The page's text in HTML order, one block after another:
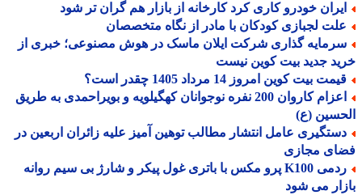
خودرو کاری کرد کارخانه از بازار هم گران تر شود
لجبازی کودکان با مادر از نگاه متخصصان
گذاری شرکت ایلان ماسک در هوش مصنوعی؛ خبری از
جدید بیت کوین نیست
بیت کوین امروز 14 مرداد 1405 چقدر است؟
اعزام کاروان 200 نفره نوجوانان کهگیلویه و بویراحمدی به طریق
(ع)
عامل انتشار مطالب توهین آمیز علیه زائران اربعین در
مجازی
ردمی K100 پرو مکس با باتری غول پیکر و شارژ بی سیم روانه
می شود